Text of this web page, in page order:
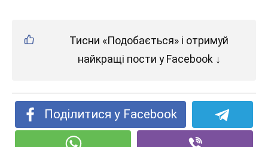
Тисни «Подобається» і отримуй
найкращі пости у Facebook ↓
Поділитися у Facebook